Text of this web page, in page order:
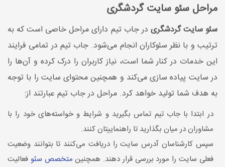
مراحل سئو سایت گردشگری
سئو سایت گردشگری در جاب تیم دارای مراحل خاصی است که به
ترتیب و با نظر سئوکاران انجام می‌شود. جاب تیم در تمامی فرایند
این خدمات در کنار شما است، نیاز کاربران را درک کرده و آن‌ها را
در سایت پیاده سازی می‌کند و همچنین محتوای سایت را با توجه
به هدف شما تولید خواهد کرد. مراحل در جاب تیم عبارتند از:
در ابتدا با جاب تیم تماس بگیرید و شرایط و خواسته‌های خود را با
مشاوران در میان بگذارید تا راهنماییتان کنند.
سپس کارشناسان آدرس سایت را دریافت می‌کنند تا بتوانند وضعیت
فعلی سایت را مورد بررسی قرار دهند. همچنین متخصص سئو فعالیت